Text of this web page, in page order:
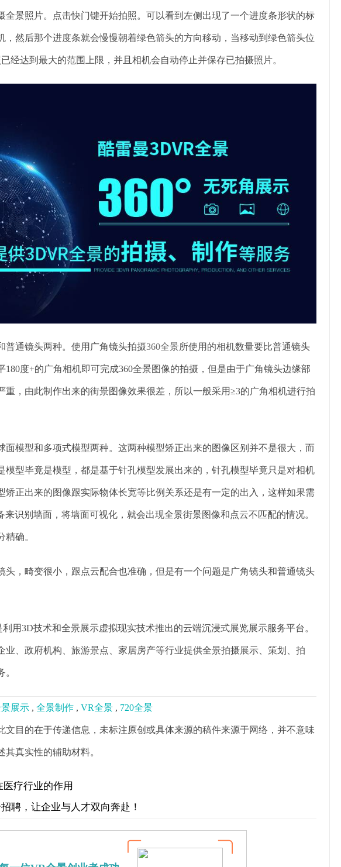
全景照片。点击快门键开始拍照。可以看到左侧出现了一个进度条形状的标
，然后那个进度条就会慢慢朝着绿色箭头的方向移动，当移动到绿色箭头位
经达到最大的范围上限，并且相机会自动停止并保存已拍摄照片。
普通镜头两种。使用广角镜头拍摄360全景所使用的相机数量要比普通镜头
180度+的广角相机即可完成360全景图像的拍摄，但是由于广角镜头边缘部
重，由此制作出来的街景图像效果很差，所以一般采用≥3的广角相机进行拍
面模型和多项式模型两种。这两种模型矫正出来的图像区别并不是很大，而
模型毕竟是模型，都是基于针孔模型发展出来的，针孔模型毕竟只是对相机
矫正出来的图像跟实际物体长宽等比例关系还是有一定的出入，这样如果需
来识别墙面，将墙面可视化，就会出现全景街景图像和点云不匹配的情况。
确。
头，畸变很小，跟点云配合也准确，但是有一个问题是广角镜头和普通镜头
用3D技术和全景展示虚拟现实技术推出的云端沉浸式展览展示服务平台。
业、政府机构、旅游景点、家居房产等行业提供全景拍摄展示、策划、拍
展示 , 全景制作 , VR全景 , 720全景
文目的在于传递信息，未标注原创或具体来源的稿件来源于网络，并不意味
真实性的辅助材料。
医疗行业的作用
聘，让企业与人才双向奔赴！